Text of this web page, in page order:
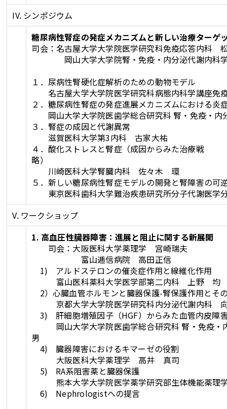
IV. シンポジウム
糖尿病性腎症の発症メカニズムと新しい治療ターゲ
司会：名古屋大学大学院医学研究科免疫応答内科
岡山大学大学院腎・免疫・内分泌代謝内科
１．尿病性腎硬化症解析のための動物モデル
名古屋大学大学院医学研究科病態内科学講座免
２．糖尿病性腎症の発症進展メカニズムにおける炎
岡山大学大学院医歯学総合研究科 腎・免疫・
３．腎症の成因と代
滋賀医科大学第3内科 古家大祐
４．酸化ストレスと腎症（成因からみた治療戦
略）
川崎医科大学腎臓内科 佐々木 環
５．新しい糖尿病性腎症モデルの開発と腎障害の可
東京医科歯科大学難治疾患研究所分子代謝医学
V. ワークショップ
1. 高血圧性臓器障害：進展と阻止に関する新展開
司会：大阪医科大学薬理学 宮崎瑞夫
富山逓信病院 高田正信
1) アルドステロンの催炎症作用と線維化作用
富山医科薬科大学医学部第二内科 上野 均
2）心臓血管ホルモンと臓器保護-腎保護作用とそ
京都大学大学院医学研究科内分泌代謝内科
3) 肝細胞増殖因子（HGF）からみた血管内皮障
岡山大学大学院医歯学総合研究科 腎・免疫
男
4) 臓器障害におけるキマーゼの役割
大阪医科大学薬理学 高井 真司
5) RA系阻害薬と臓器保護
熊本大学大学院医学薬学研究部生体機能薬
6) Nephrologistへの提言